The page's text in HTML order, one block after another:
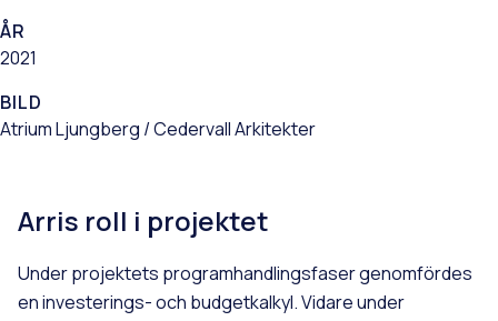
ÅR
2021
BILD
Atrium Ljungberg / Cedervall Arkitekter
Arris roll i projektet
Under projektets programhandlingsfaser genomfördes
en investerings- och budgetkalkyl. Vidare under